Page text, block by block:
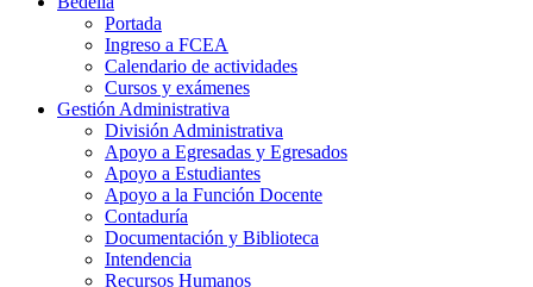
Portada
Ingreso a FCEA
Calendario de actividades
Cursos y exámenes
Gestión Administrativa
División Administrativa
Apoyo a Egresadas y Egresados
Apoyo a Estudiantes
Apoyo a la Función Docente
Contaduría
Documentación y Biblioteca
Intendencia
Recursos Humanos